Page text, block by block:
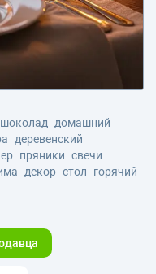
шоколад
домашний
деревенский
пряники свечи
декор стол
горячий